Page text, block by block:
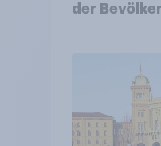
der